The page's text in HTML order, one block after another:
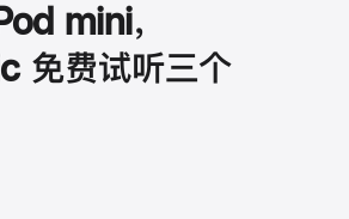
mini，
免费试听三个